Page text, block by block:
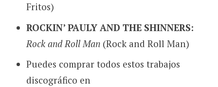
Fritos)
ROCKIN’ PAULY AND THE SHINNERS:
Rock and Roll Man (Rock and Roll Man)
Puedes comprar todos estos trabajos
discográfico en